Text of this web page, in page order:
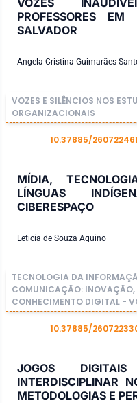
VOZES
PROFESSORES
SALVADOR
Angela Cristina Guimarães
VOZES E SILÊNCIOS NOS
ORGANIZACIONAIS
10.37885/260722461
MÍDIA,
LÍNGUAS
CIBERESPAÇO
Leticia de Souza Aquino
TECNOLOGIA DA
COMUNICAÇÃO: INOVAÇÃO,
CONHECIMENTO DIGITAL -
10.37885/
JOGOS
INTERDISCIPLINAR
METODOLOGIAS E